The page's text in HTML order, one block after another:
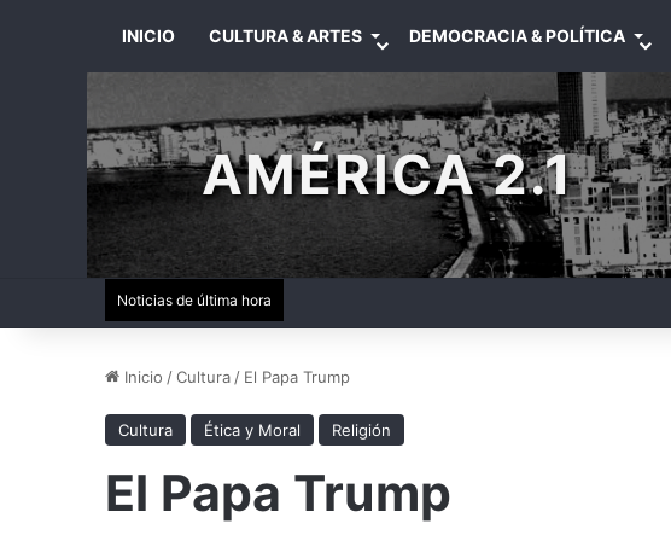
INICIO CULTURA & ARTES DEMOCRACIA & POLÍTICA
AMÉRICA 2.1
Noticias de última hora
Inicio /Cultura / El Papa Trump
Cultura Ética y Moral Religión
El Papa Trump